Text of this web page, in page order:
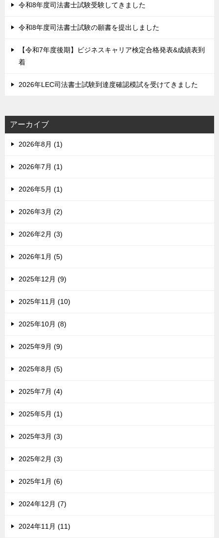
令和8年度司法書士試験受験してきました
令和8年度司法書士試験の願書を提出しました
【令和7年度後期】ビジネスキャリア検定合格発表&成績表到
着
2026年LEC司法書士試験到達度確認模試を受けてきました
アーカイブ
2026年8月 (1)
2026年7月 (1)
2026年5月 (1)
2026年3月 (2)
2026年2月 (3)
2026年1月 (5)
2025年12月 (9)
2025年11月 (10)
2025年10月 (8)
2025年9月 (9)
2025年8月 (5)
2025年7月 (4)
2025年5月 (1)
2025年3月 (3)
2025年2月 (3)
2025年1月 (6)
2024年12月 (7)
2024年11月 (11)